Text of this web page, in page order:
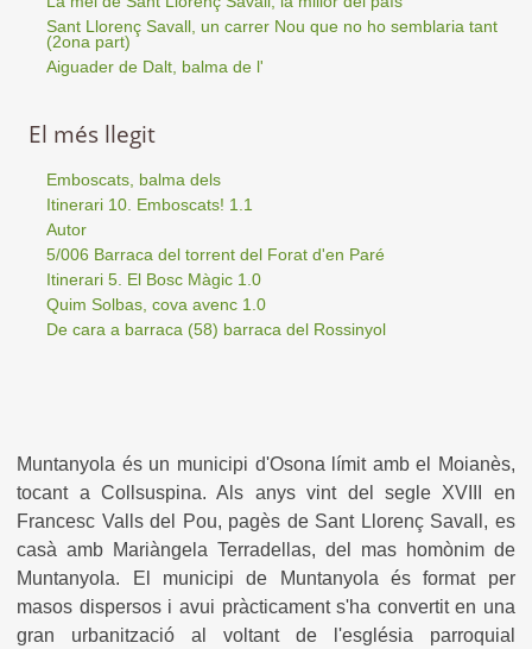
Sant Llorenç Savall, un carrer Nou que no ho semblaria tant
(2ona part)
Aiguader de Dalt, balma de l'
El més llegit
Emboscats, balma dels
Itinerari 10. Emboscats! 1.1
Autor
5/006 Barraca del torrent del Forat d'en Paré
Itinerari 5. El Bosc Màgic 1.0
Quim Solbas, cova avenc 1.0
De cara a barraca (58) barraca del Rossinyol
Muntanyola és un municipi d'Osona límit amb el Moianès,
tocant a Collsuspina. Als anys vint del segle XVIII en
Francesc Valls del Pou, pagès de Sant Llorenç Savall, es
casà amb Mariàngela Terradellas, del mas homònim de
Muntanyola. El municipi de Muntanyola és format per
masos dispersos i avui pràcticament s'ha convertit en una
gran urbanització al voltant de l'església parroquial